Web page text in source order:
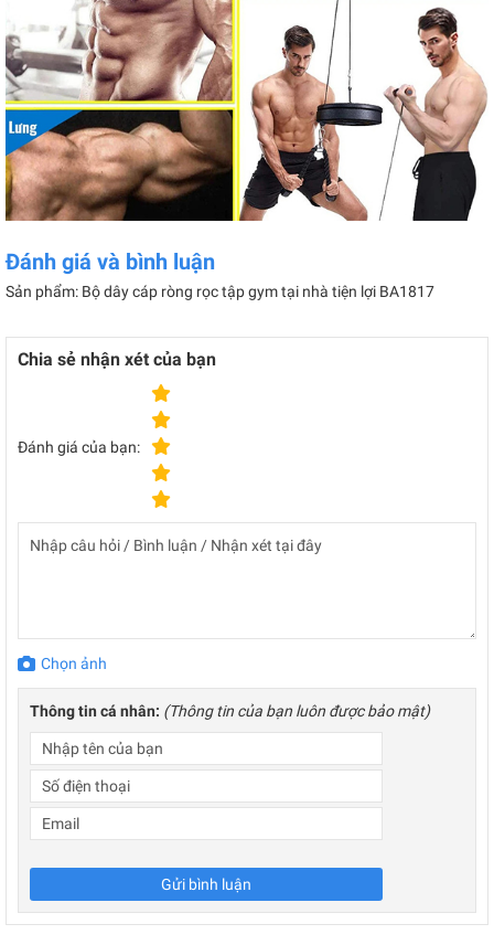
Đánh giá và bình luận
Sản phẩm: Bộ dây cáp ròng rọc tập gym tại nhà tiện lợi BA1817
Chia sẻ nhận xét của bạn
Đánh giá của bạn:
Chọn ảnh
Thông tin cá nhân: (Thông tin của bạn luôn được bảo mật)
Gửi bình luận